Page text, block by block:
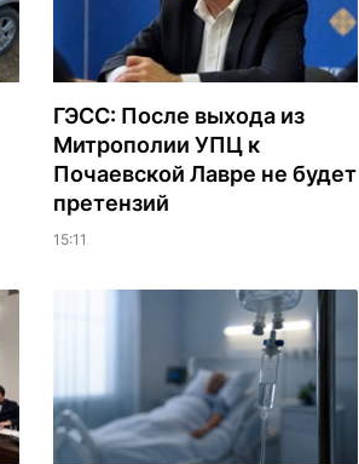
ГЭСС: После выхода из
Митрополии УПЦ к
Почаевской Лавре не будет
претензий
15:11